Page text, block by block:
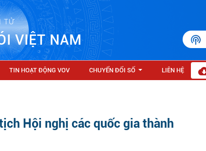
TỬ
VIỆT NAM
TIN HOẠT ĐỘNG VOV CHUYỂN ĐỔI SỐ LIÊN HỆ
Hội nghị các quốc gia thành